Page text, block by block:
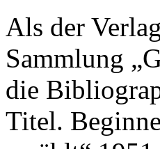
Als der
Sammlung
die
Titel.